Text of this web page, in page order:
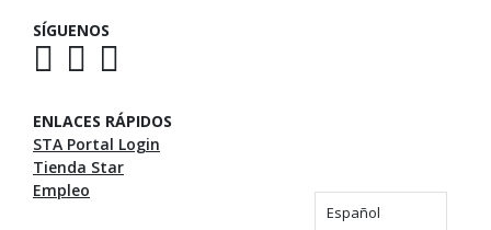
SÍGUENOS
ENLACES RÁPIDOS
STA Portal Login
Tienda Star
Empleo
Español